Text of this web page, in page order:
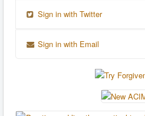
Sign in with Twitter
Sign in with Email